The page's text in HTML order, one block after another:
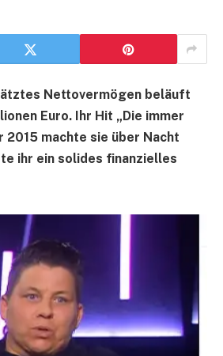
Nettovermögen beläuft
Euro. Ihr Hit „Die immer
2015 machte sie über Nacht
ihr ein solides finanzielles